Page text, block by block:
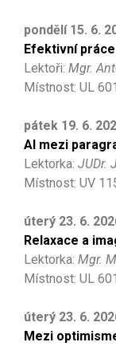
pondělí 15. 6.
Efektivní
Lektoři: Mgr.
Místnost: UL 601
pátek 19. 6.
AI mezi
Lektorka: JUDr.
Místnost: UV
úterý 23. 6.
Relaxace a
Lektorka: Mgr.
Místnost: UL 601
úterý 23. 6.
Mezi